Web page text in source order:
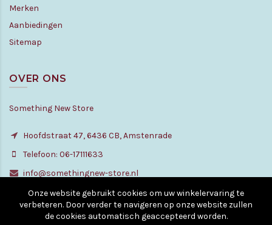
Merken
Aanbiedingen
Sitemap
OVER ONS
Something New Store
Hoofdstraat 47, 6436 CB, Amstenrade
Telefoon: 06-17111633
info@somethingnew-store.nl
Onze website gebruikt cookies om uw winkelervaring te
verbeteren. Door verder te navigeren op onze website zullen
de cookies automatisch geaccepteerd worden.